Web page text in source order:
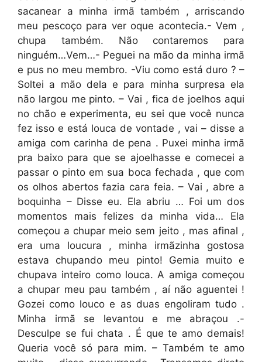
sacanear a minha irmã também , arriscando
meu pescoço para ver oque acontecia.- Vem ,
chupa também. Não contaremos para
ninguém…Vem…- Peguei na mão da minha irmã
e pus no meu membro. -Viu como está duro ? –
Soltei a mão dela e para minha surpresa ela
não largou me pinto. – Vai , fica de joelhos aqui
no chão e experimenta, eu sei que você nunca
fez isso e está louca de vontade , vai – disse a
amiga com carinha de pena . Puxei minha irmã
pra baixo para que se ajoelhasse e comecei a
passar o pinto em sua boca fechada , que com
os olhos abertos fazia cara feia. – Vai , abre a
boquinha – Disse eu. Ela abriu … Foi um dos
momentos mais felizes da minha vida… Ela
começou a chupar meio sem jeito , mas afinal ,
era uma loucura , minha irmãzinha gostosa
estava chupando meu pinto! Gemia muito e
chupava inteiro como louca. A amiga começou
a chupar meu pau também , aí não aguentei !
Gozei como louco e as duas engoliram tudo .
Minha irmã se levantou e me abraçou .-
Desculpe se fui chata . É que te amo demais!
Queria você só para mim. – Também te amo